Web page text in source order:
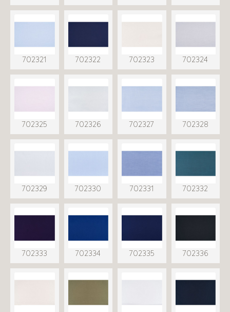
702321 702322 702323 702324
702325 702326 702327 702328
702329 702330 702331 702332
702333 702334 702335 702336